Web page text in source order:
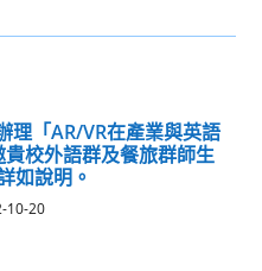
理「AR/VR在產業與英語
校外語群及餐旅群師生
如說明。
10-20